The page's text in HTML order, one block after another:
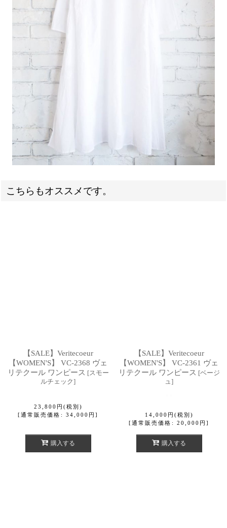
こちらもオススメです。
【SALE】Veritecoeur
【WOMEN'S】 VC-2368 ヴェ
リテクール ワンピース [スモー
ルチェック]
23,800 円 (税別)
[通常販売価格 : 34,000 円 ]
購入する
【SALE】Veritecoeur
【WOMEN'S】 VC-2361 ヴェ
リテクール ワンピース [ベージ
ュ ]
14,000 円 (税別)
[通常販売価格 : 20,000 円 ]
購入する